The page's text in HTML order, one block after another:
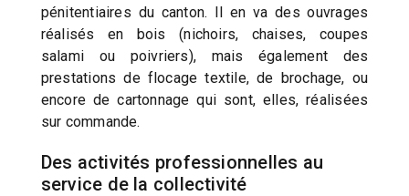
pénitentiaires du canton. Il en va des ouvrages
réalisés en bois (nichoirs, chaises, coupes
salami ou poivriers), mais également des
prestations de flocage textile, de brochage, ou
encore de cartonnage qui sont, elles, réalisées
sur commande.
Des activités professionnelles au
service de la collectivité